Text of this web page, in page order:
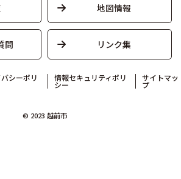
地図情報
問 リンク集
シーポリ 情報セキュリティポリ
シー
サイトマッ
プ
© 2023 越前市